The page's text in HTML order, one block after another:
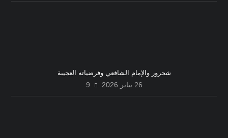
شحرور والإمام الشافعي وفرضياته العجيبة
26 يناير 2026 9